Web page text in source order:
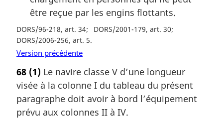
être reçue par les engins flottants.
DORS/96-218, art. 34
DORS/2001-179, art. 30
DORS/2006-256, art. 5
Version précédente
68 (1) Le navire classe V d’une longueur
visée à la colonne I du tableau du présent
paragraphe doit avoir à bord l’équipement
prévu aux colonnes II à IV.